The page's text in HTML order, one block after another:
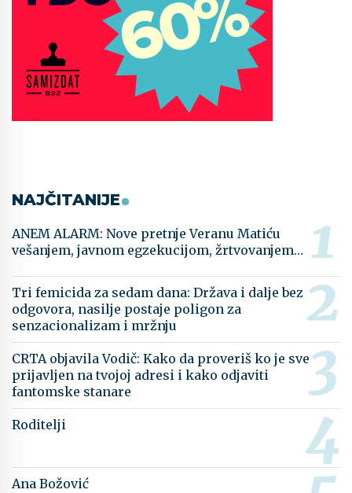
NAJČITANIJE
ANEM ALARM: Nove pretnje Veranu Matiću
vešanjem, javnom egzekucijom, žrtvovanjem…
Tri femicida za sedam dana: Država i dalje bez
odgovora, nasilje postaje poligon za
senzacionalizam i mržnju
CRTA objavila Vodič: Kako da proveriš ko je sve
prijavljen na tvojoj adresi i kako odjaviti
fantomske stanare
Roditelji
Ana Božović